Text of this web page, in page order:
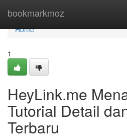
bookmarkmoz
Home
Home
1
HeyLink.me
Tutorial Detail
Terbaru